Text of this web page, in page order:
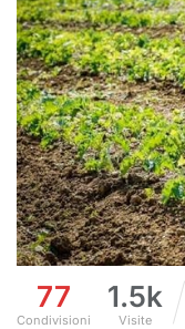
77
Condivisioni
1.5k
Visite